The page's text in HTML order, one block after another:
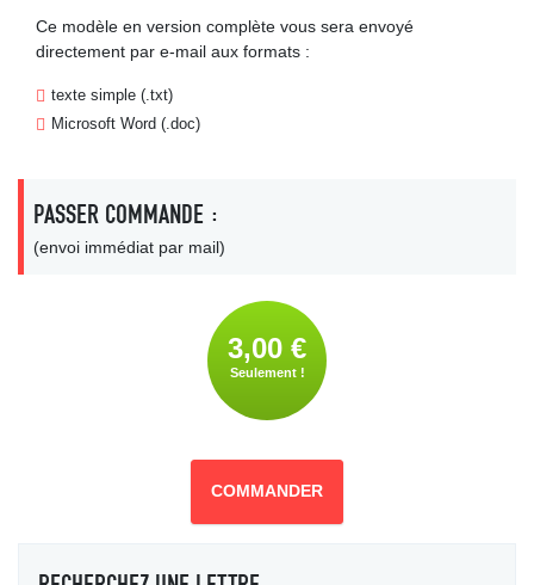
Ce modèle en version complète vous sera envoyé
directement par e-mail aux formats :
texte simple (.txt)
Microsoft Word (.doc)
PASSER COMMANDE :
(envoi immédiat par mail)
3,00 €
Seulement !
COMMANDER